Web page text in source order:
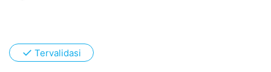
✓ Tervalidasi